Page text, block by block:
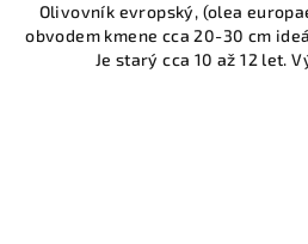
Olivovník evropský, (olea
obvodem kmene cca 20-30 cm
Je starý cca 10 až 12 let.